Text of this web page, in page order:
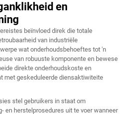
en
beïnvloed direk die totale
van industriële
wat onderhoudsbehoeftes tot 'n
van robuuste komponente en bewese
direkte onderhoudskoste en
met geskeduleerde diensaktiwiteite
stel gebruikers in staat om
en herstelprosedures uit te voer wanneer